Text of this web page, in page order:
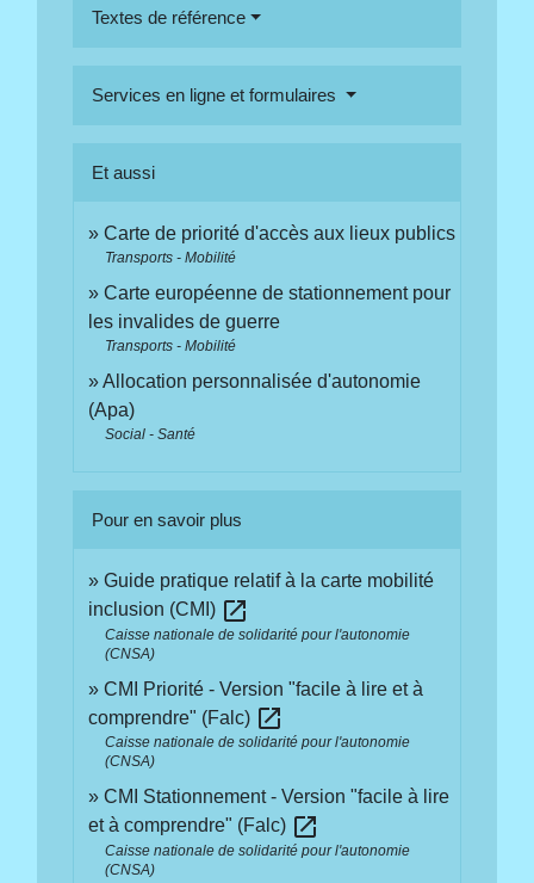
Textes de référence
Services en ligne et formulaires
Et aussi
Carte de priorité d'accès aux lieux publics
Transports - Mobilité
Carte européenne de stationnement pour
les invalides de guerre
Transports - Mobilité
Allocation personnalisée d'autonomie
(Apa)
Social - Santé
Pour en savoir plus
Guide pratique relatif à la carte mobilité
inclusion (CMI) open_in_new
Caisse nationale de solidarité pour l'autonomie
(CNSA)
CMI Priorité - Version "facile à lire et à
comprendre" (Falc) open_in_new
Caisse nationale de solidarité pour l'autonomie
(CNSA)
CMI Stationnement - Version "facile à lire
et à comprendre" (Falc) open_in_new
Caisse nationale de solidarité pour l'autonomie
(CNSA)